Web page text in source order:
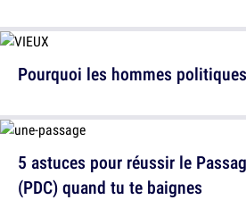
5 astuces pour réussir le
(PDC) quand tu te baignes
Pourquoi les hommes